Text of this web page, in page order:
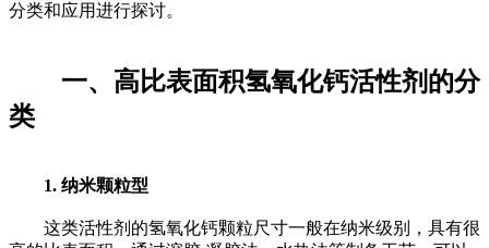
分类和应用进行探讨。
一、高比表面积氢氧化钙活性剂的分
类
1. 纳米颗粒型
这类活性剂的氢氧化钙颗粒尺寸一般在纳米级别，具有很